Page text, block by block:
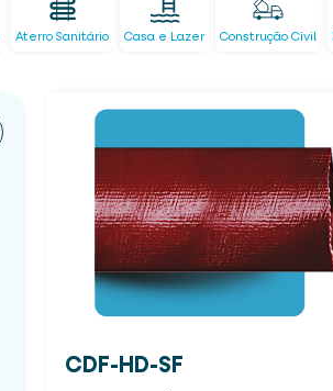
Aterro Sanitário Casa e Lazer Construção Civil
CDF-HD-SF